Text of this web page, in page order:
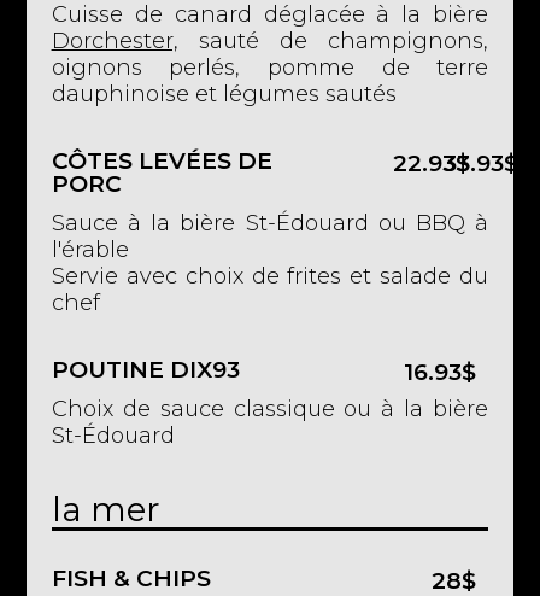
Cuisse de canard déglacée à la bière
Dorchester, sauté de champignons,
oignons perlés, pomme de terre
dauphinoise et légumes sautés
CÔTES LEVÉES DE
PORC
Sauce à la bière St-Édouard ou BBQ à
l'érable
Servie avec choix de frites et salade du
chef
22.93$33.93$
POUTINE DIX93
Choix de sauce classique ou à la bière
St-Édouard
16.93$
la mer
FISH & CHIPS 28$